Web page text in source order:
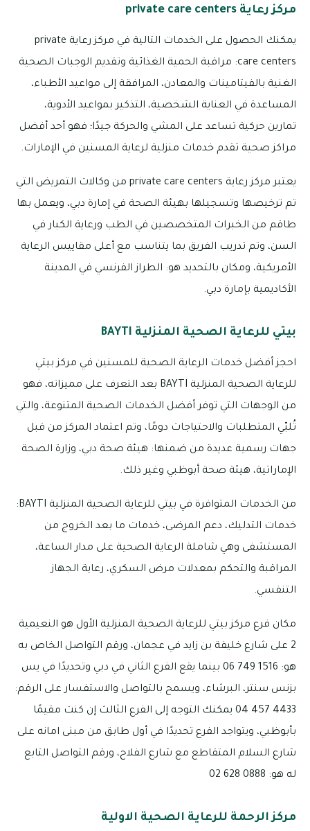
مركز رعاية private care centers
يمكنك الحصول على الخدمات التالية في مركز رعاية private
care centers: مراقبة الحمية الغذائية وتقديم الوجبات الصحية
الغنية بالفيتامينات والمعادن، المرافقة إلى مواعيد الأطباء،
المساعدة في العناية الشخصية، التذكير بمواعيد الأدوية،
تمارين حركية تساعد على المشي والحركة جيدًا؛ فهو أحد أفضل
مراكز صحية تقدم خدمات منزلية لرعاية المسنين في الإمارات.
يعتبر مركز رعاية private care centers من وكالات التمريض التي
تم ترخيصها وتسجيلها بهيئة الصحة في إمارة دبي، ويعمل بها
طاقم من الخبرات المتخصصين في الطب ورعاية الكبار في
السن، وتم تدريب الفريق بما يتناسب مع أعلى مقاييس الرعاية
الأمريكية، ومكان بالتحديد هو: الطراز الفرنسي في المدينة
الأكاديمية بإمارة دبي.
بيتي للرعاية الصحية المنزلية BAYTI
احجز أفضل خدمات الرعاية الصحية للمسنين في مركز بيتي
للرعاية الصحية المنزلية BAYTI بعد التعرف على مميزاته، فهو
من الوجهات التي توفر أفضل الخدمات الصحية المتنوعة، والتي
تُلبّي المتطلبات والاحتياجات دومًا، وتم اعتماد المركز من قبل
جهات رسمية عديدة من ضمنها: هيئة صحة دبي، وزارة الصحة
الإماراتية، هيئة صحة أبوظبي وغير ذلك.
من الخدمات المتوافرة في بيتي للرعاية الصحية المنزلية BAYTI:
خدمات التدليك، دعم المرضى، خدمات ما بعد الخروج من
المستشفى وهي شاملة الرعاية الصحية على مدار الساعة،
المراقبة والتحكم بمعدلات مرض السكري، رعاية الجهاز
التنفسي.
مكان فرع مركز بيتي للرعاية الصحية المنزلية الأول هو النعيمية
2 على شارع خليفة بن زايد في عجمان، ورقم التواصل الخاص به
هو: 1516 749 06 بينما يقع الفرع الثاني في دبي وتحديدًا في يس
بزنس سنتر، البرشاء، ويسمح بالتواصل والاستفسار على الرقم:
4433 457 04 يمكنك التوجه إلى الفرع الثالث إن كنت مقيمًا
بأبوظبي، ويتواجد الفرع تحديدًا في أول طابق من مبنى امانه على
شارع السلام المتقاطع مع شارع الفلاح، ورقم التواصل التابع
له هو: 0888 628 02
مركز الرحمة للرعاية الصحية الاولية